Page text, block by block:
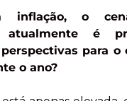
inflação, o
atualmente é
para o
o ano?